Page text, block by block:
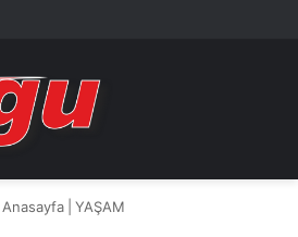
Anasayfa YAŞAM